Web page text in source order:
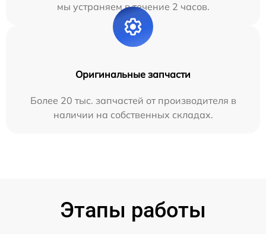
мы устраняем в течение 2 часов.
Оригинальные запчасти
Более 20 тыс. запчастей от производителя в
наличии на собственных складах.
Этапы работы